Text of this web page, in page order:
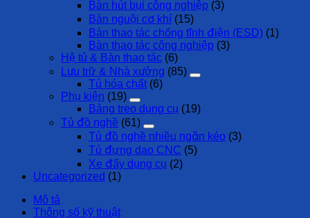
Bàn hút bụi công nghiệp (3)
Bàn nguội cơ khí (15)
Bàn thao tác chống tĩnh điện (ESD) (1)
Bàn thao tác công nghiệp (3)
Hệ tủ & Bàn thao tác (6)
Lưu trữ & Nhà xưởng (85)
Tủ hóa chất (6)
Phụ kiện (19)
Bảng treo dụng cụ (19)
Tủ đồ nghề (61)
Tủ đồ nghề nhiều ngăn kéo (3)
Tủ đựng dao CNC (5)
Xe đẩy dụng cụ (2)
Uncategorized (1)
Mô tả
Thông số kỹ thuật